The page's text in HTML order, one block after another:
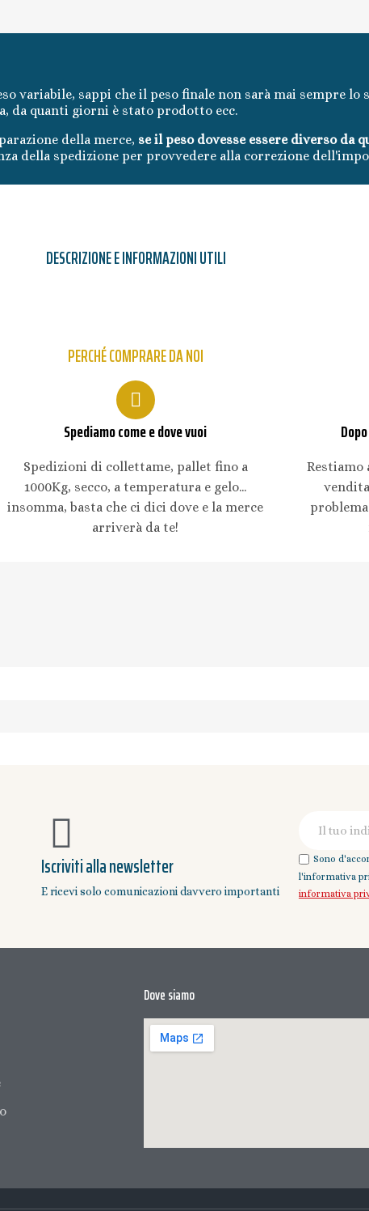
variabile, sappi che il peso finale non sarà mai sempre lo
da quanti giorni è stato prodotto ecc.
della merce, se il peso dovesse essere diverso da
della spedizione per provvedere alla correzione
DESCRIZIONE E INFORMAZIONI UTILI
PERCHÉ COMPRARE DA NOI
Spediamo come e dove vuoi
Spedizioni di collettame, pallet fino a
1000Kg, secco, a temperatura e gelo...
insomma, basta che ci dici dove e la merce
arriverà da te!
Restiamo
Iscriviti alla newsletter
E ricevi solo comunicazioni davvero importanti
Sono
l'informativa
informativa
Dove siamo